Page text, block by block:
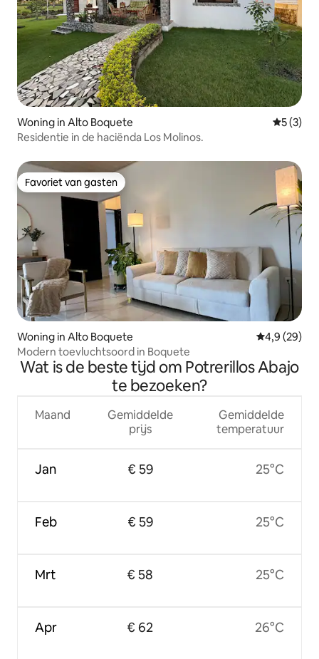
Woning in Alto Boquete
5 (3)
Residentie in de haciënda Los Molinos.
Favoriet van gasten
Favoriet van gasten
Woning in Alto Boquete Gemiddelde
4,9 (29)
Modern toevluchtsoord in Boquete
Wat is de beste tijd om Potrerillos Abajo
te bezoeken?
Maand
Jan
Feb
Mrt
Apr
Gemiddelde
prijs
€ 59
€ 59
€ 58
€ 62
Gemiddelde
temperatuur
25°C
25°C
25°C
26°C